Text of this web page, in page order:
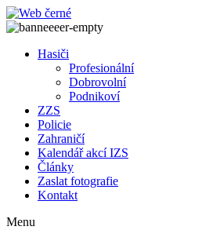
Přejít
k
Hasiči
Profesionální
Dobrovolní
Podnikoví
ZZS
Policie
Zahraničí
Kalendář akcí IZS
Články
Zaslat fotografie
Kontakt
Menu